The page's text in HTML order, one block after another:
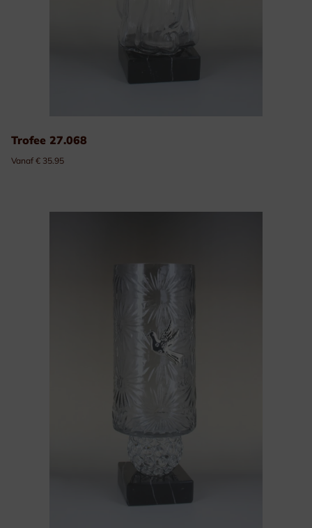
Trofee 27.068
Vanaf € 35.95